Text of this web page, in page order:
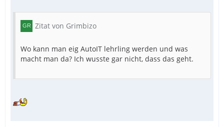
Zitat von Grimbizo
Wo kann man eig AutoIT lehrling werden und was
macht man da? Ich wusste gar nicht, dass das geht.